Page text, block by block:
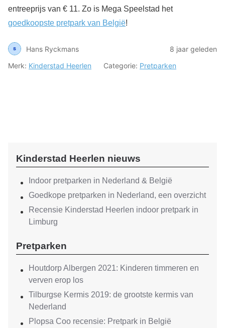
entreeprijs van € 11. Zo is Mega Speelstad het
goedkoopste pretpark van België!
Hans Ryckmans
8 jaar geleden
Merk: Kinderstad Heerlen Categorie: Pretparken
Kinderstad Heerlen nieuws
Indoor pretparken in Nederland & België
Goedkope pretparken in Nederland, een overzicht
Recensie Kinderstad Heerlen indoor pretpark in
Limburg
Pretparken
Houtdorp Albergen 2021: Kinderen timmeren en
verven erop los
Tilburgse Kermis 2019: de grootste kermis van
Nederland
Plopsa Coo recensie: Pretpark in België